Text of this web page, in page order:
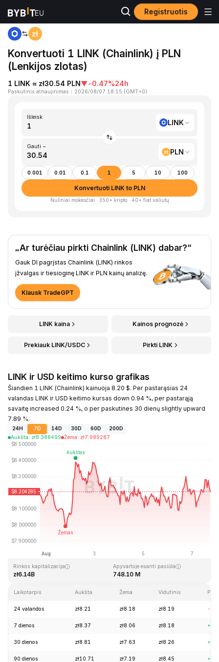
Registruotis
Pagrindinis
Konvertuoti 1 LINK (Chainlink) į PLN
(Lenkijos zlotas)
1 LINK ≈ zł30.54 PLN▼-0.47%24h
Paskutinis atnaujinimas ： 2026/08/07 18:15 (GMT+0)
Išleisk
LINK
Gauti ~
PLN
0.001 0.01 0.1 1 5 10 100
Konvertuoti LINK to PLN
Nuliniai mokesčiai · 350+ kripto · 40+ fiat valiutų
„Ar turėčiau pirkti Chainlink (LINK) dabar?“
Gauk DI pagrįstas Chainlink (LINK) rinkos
įžvalgas ir tiesioginę LINK ir PLN kainų analizę.
Klausk TradeGPT
LINK kaina Kainos prognozė
Prekiauk LINK/USDC Pirkti LINK
LINK ir USD keitimo kurso grafikas
Šiandien 1 LINK (Chainlink) kainuoja 8.20 $. Per pastarąsias 24
valandas LINK ir USD keitimo kursas down 0.94 %, per pastarąją
savaitę increased 0.24 %, o per paskutines 30 dienų slightly upward
7.89 %.
24H 7D 14D 30D 60D
200D
Aukšta: zł8.388499 Žema: zł7.989287
Paskutinį kartą atnaujinta: 2026-08-07, 18:15 GMT+0
Aukščiausia visų laikų kaina
zł0.148183
Rinkos kapitalizacija
zł6.14B
Apyvartoje esanti pasiūla
748.10 M
Laikotarpis Aukšta Žema Vidutinis
24 valandos zł8.21 zł8.18 zł8.19 -
7 dienos zł8.37 zł8.06 zł8.18
30 dienos zł8.81 zł7.63 zł8.26
90 dienos zł10.71 zł7.19 zł8.45